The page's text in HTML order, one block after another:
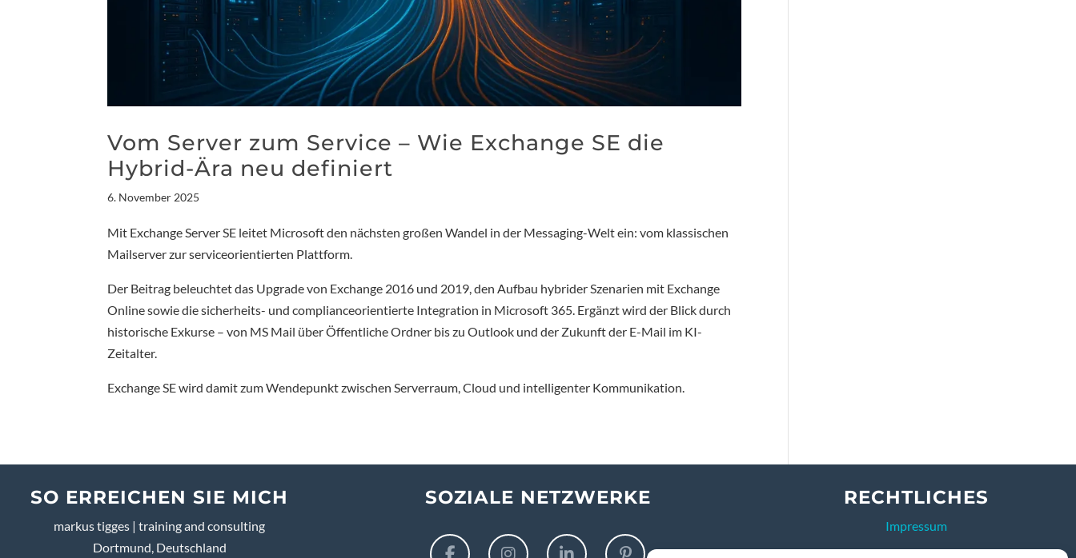
Vom Server zum Service – Wie Exchange SE die
Hybrid-Ära neu definiert
6. November 2025
Mit Exchange Server SE leitet Microsoft den nächsten großen Wandel in der Messaging-Welt ein: vom klassischen
Mailserver zur serviceorientierten Plattform.
Der Beitrag beleuchtet das Upgrade von Exchange 2016 und 2019, den Aufbau hybrider Szenarien mit Exchange
Online sowie die sicherheits- und complianceorientierte Integration in Microsoft 365. Ergänzt wird der Blick durch
historische Exkurse – von MS Mail über Öffentliche Ordner bis zu Outlook und der Zukunft der E-Mail im KI-
Zeitalter.
Exchange SE wird damit zum Wendepunkt zwischen Serverraum, Cloud und intelligenter Kommunikation.
SO ERREICHEN SIE MICH
markus tigges | training and consulting
Dortmund, Deutschland
SOZIALE NETZWERKE RECHTLICHES
Impressum